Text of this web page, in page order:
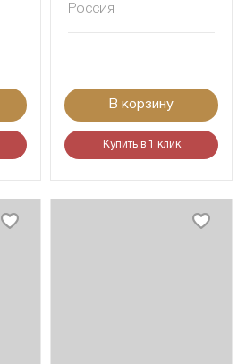
Россия
В корзину
Купить в 1 клик